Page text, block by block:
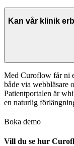
Kan vår klinik
Med Curoflow får ni
både via webbläsare
Patientportalen är
en naturlig
Boka demo
Vill du se hur